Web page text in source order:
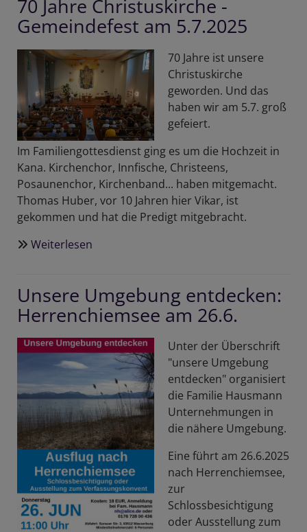
70 Jahre Christuskirche -
Gemeindefest am 5.7.2025
70 Jahre ist unsere
Christuskirche
geworden. Und das
haben wir am 5.7. groß
gefeiert.
Im Familiengottesdienst ging es um die Hochzeit in
Kana. Kirchenchor, Innfische, Christeens,
Posaunenchor, Kirchenband... haben mitgemacht.
Thomas Huber, vor 10 Jahren hier Vikar, ist
gekommen und hat die Predigt mitgebracht.
Weiterlesen
Christuskirche
-
Gemeindefest
am
5.7.2025
Unsere Umgebung entdecken:
Herrenchiemsee am 26.6.
Unter der Überschrift
"unsere Umgebung
entdecken" organisiert
die Familie Hausmann
Unternehmungen in
die nähere Umgebung.
Eine führt am 26.6.2025
nach Herrenchiemsee,
zur
Schlossbesichtigung
oder Ausstellung zum